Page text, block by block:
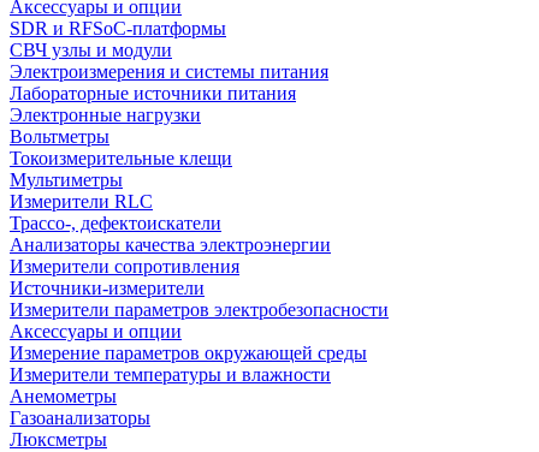
Аксессуары и опции
SDR и RFSoC‑платформы
СВЧ узлы и модули
Электроизмерения и системы питания
Лабораторные источники питания
Электронные нагрузки
Вольтметры
Токоизмерительные клещи
Мультиметры
Измерители RLC
Трассо-, дефектоискатели
Анализаторы качества электроэнергии
Измерители сопротивления
Источники-измерители
Измерители параметров электробезопасности
Аксессуары и опции
Измерение параметров окружающей среды
Измерители температуры и влажности
Анемометры
Газоанализаторы
Люксметры